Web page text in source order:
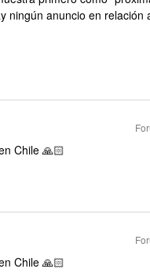
ningún anuncio en relación
Chile 🙏🏻
Chile 🙏🏻